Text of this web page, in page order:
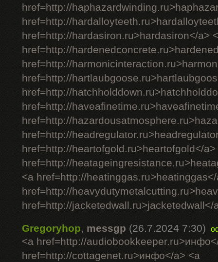
href=http://
href=http://
href=http://hardasiron.ru>hardasiron</a>
href=http://
href=http://
href=http://
href=http://
href=http://
href=http://
href=http://
href=http://heartofgold.ru>heartofgold</a>
href=http://
<a href=http://
href=http://
href=http://jacketedwall.ru>jacketedwall</
Gregoryhop,messgp (26.7.2024 7:30)
<a href=http://
href=http://cottagenet.ru>инфо</a> <a